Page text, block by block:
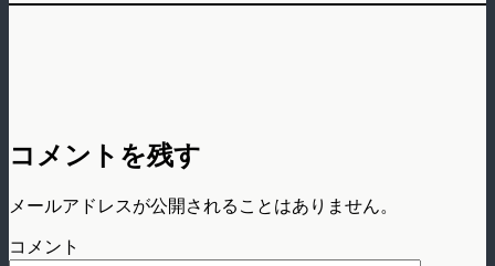
コメントを残す
メールアドレスが公開されることはありません。
コメント